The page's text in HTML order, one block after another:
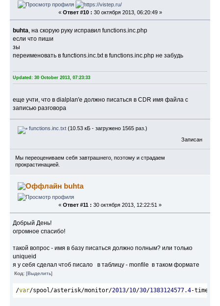
« Ответ #10 : 30 октября 2013, 06:20:49 »
buhta , на скорую руку исправил functions.inc.php
если что пиши
зы
переименовать в functions.inc.txt в functions.inc.php не забудь
Updated: 30 October 2013, 07:23:33
еще учти, что в dialplan'е должно писаться в CDR имя файла с
записью разговора
functions.inc.txt(10.53 кБ - загружено 1565 раз.)
Записан
Мы переоцениваем себя завтрашнего, поэтому и страдаем
прокрастинацией.
buhta
« Ответ #11 : 30 октября 2013, 12:22:51 »
Добрый День!
огромное спасибо!
такой вопрос - имя в базу писаться должно полным? или только
uniqueid
я у себя сделал чтоб писало в таблицу - monfile в таком формате
Код:[Выделить]
/var/spool/asterisk/monitor/2013/10/30/1383124577.4-time